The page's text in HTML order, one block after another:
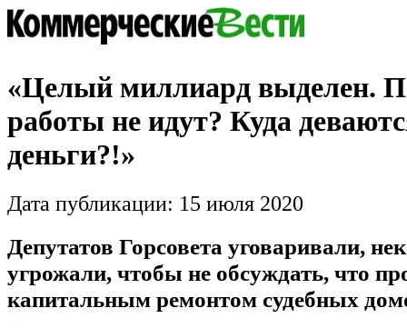
«Целый миллиард выделен.
работы не идут? Куда
деньги?!»
Дата публикации: 15 июля 2020
Депутатов Горсовета уговаривали,
угрожали, чтобы не обсуждать, что
капитальным ремонтом судебных